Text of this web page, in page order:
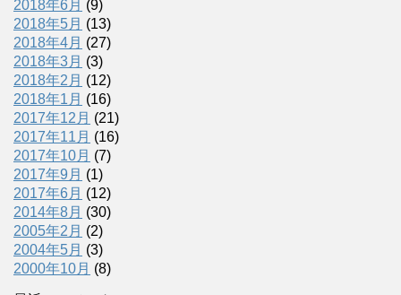
2018年6月 (9)
2018年5月 (13)
2018年4月 (27)
2018年3月 (3)
2018年2月 (12)
2018年1月 (16)
2017年12月 (21)
2017年11月 (16)
2017年10月 (7)
2017年9月 (1)
2017年6月 (12)
2014年8月 (30)
2005年2月 (2)
2004年5月 (3)
2000年10月 (8)